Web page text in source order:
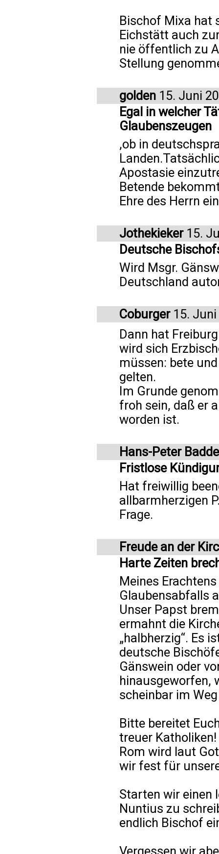
Bischof Mixa hat
Eichstätt auch
nie öffentlich zu
Stellung
golden 15. Juni
Egal in welcher
Glaubenszeugen
,ob in
Apostasie
Betende
Ehre des Herrn
Jothekieker15.
Deutsche
Wird Msgr.
Deutschland
Coburger15. Juni
Dann hat
wird sich
müssen: bete
gelten.
Im Grunde
froh sein, daß er
worden ist.
Hans-Peter Badde
Fristlose
Hat freiwillig
allbarmherzigen
Frage.
Freude an der
Harte Zeiten
Meines
Glaubensabfalls
Unser Papst
ermahnt die
„halbherzig“. Es
deutsche
Gänswein oder
hinausgeworfen,
scheinbar im
Bitte bereitet
treuer
Rom wird laut
wir fest für
Starten wir einen
Nuntius zu
endlich Bischof
Vergessen wir